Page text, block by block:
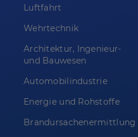
Luftfahrt
Wehrtechnik
Architektur, Ingenieur-
und Bauwesen
Automobilindustrie
Energie und Rohstoffe
Brandursachenermittlung